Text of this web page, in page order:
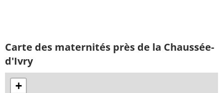
Carte des maternités près de la Chaussée-
d'Ivry
+